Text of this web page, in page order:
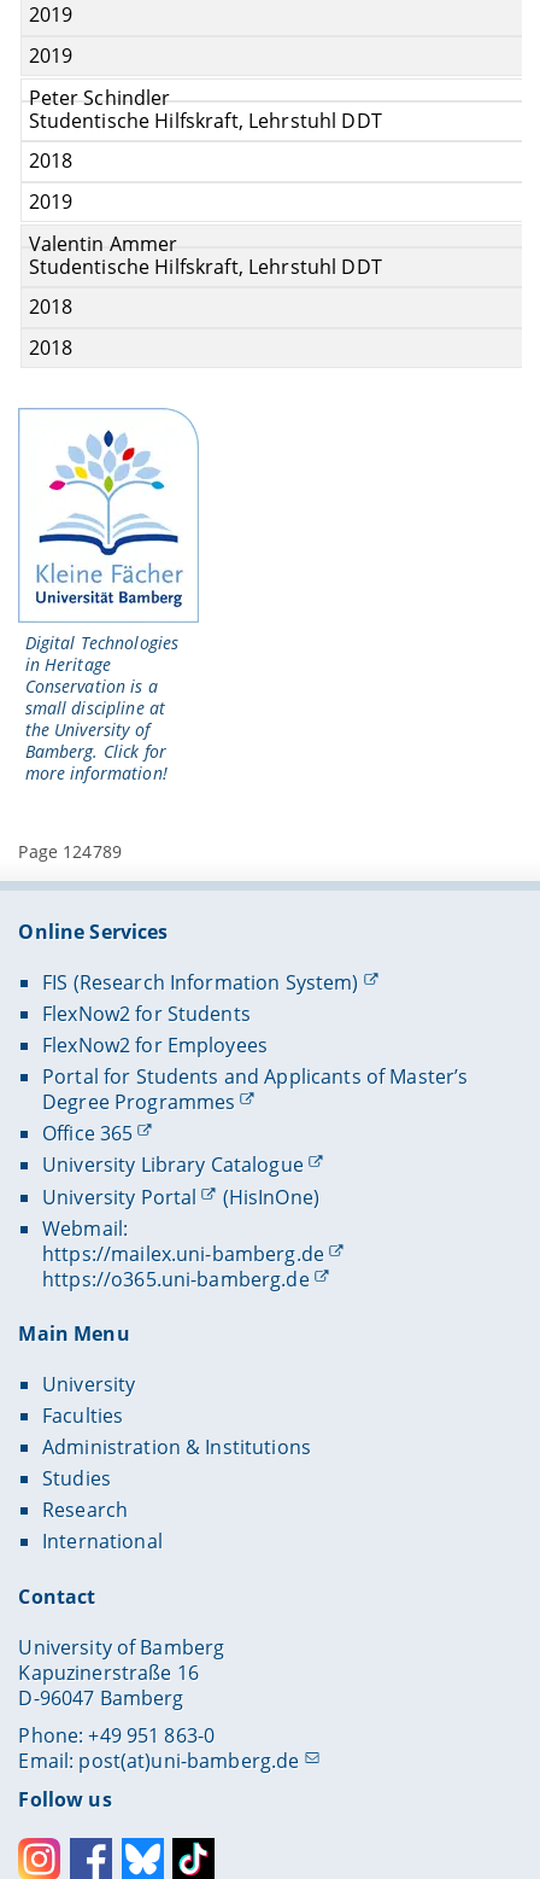
Digital Technologies
in Heritage
Conservation is a
small discipline at
the University of
Bamberg. Click for
more information!
2019
2019
Peter Schindler
Studentische Hilfskraft, Lehrstuhl DDT
2018
2019
Valentin Ammer
Studentische Hilfskraft, Lehrstuhl DDT
2018
2018
Page 124789
Online Services
FIS (Research Information System)
FlexNow2 for Students
FlexNow2 for Employees
Portal for Students and Applicants of Master’s
Degree Programmes
Office 365
University Library Catalogue
University Portal
(HisInOne)
Webmail:
https://mailex.uni-bamberg.de
https://o365.uni-bamberg.de
Main Menu
University
Faculties
Administration & Institutions
Studies
Research
International
Contact
University of Bamberg
Kapuzinerstraße 16
D-96047 Bamberg
Phone: +49 951 863-0
Email: post(at)uni-bamberg.de
Follow us